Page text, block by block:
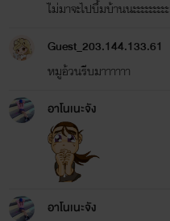
ไ่ม่มาจะไปบึ้มบ้านนะะะะะะะะะ
Guest_203.144.133.61
หมูอ้วนรีบมาาาาาา
อาโนเนะจัง
อาโนเนะจัง